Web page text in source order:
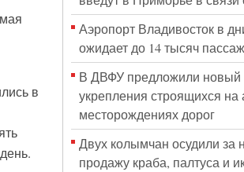
в
Аэропорт Владивосток в
ожидает до 14 тысяч
В ДВФУ предложили новый
укрепления строящихся на
месторождениях дорог
Двух колымчан осудили за
продажу краба, палтуса и